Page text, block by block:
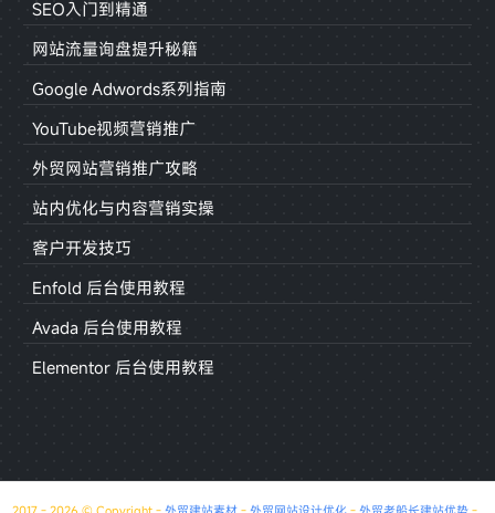
SEO入门到精通
网站流量询盘提升秘籍
Google Adwords系列指南
YouTube视频营销推广
外贸网站营销推广攻略
站内优化与内容营销实操
客户开发技巧
Enfold 后台使用教程
Avada 后台使用教程
Elementor 后台使用教程